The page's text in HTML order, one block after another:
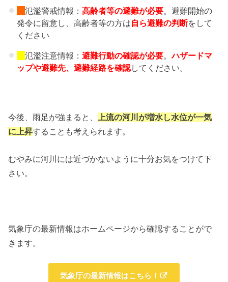
氾濫警戒情報： 高齢者等の避難が必要。避難開始の
発令に留意し、高齢者等の方は自ら避難の判断をして
ください
氾濫注意情報： 避難行動の確認が必要。ハザードマ
ップや避難先、 避難経路を確認してください。
今後、雨足が強まると、
上流の河川が増水し水位が一気
に上昇することも考えられます。
むやみに河川には近づかないように十分お気をつけて下
さい。
気象庁の最新情報はホームページから確認することがで
きます。
気象庁の最新情報はこちら！